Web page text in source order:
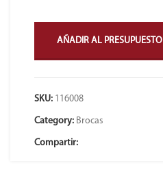
AÑADIR AL PRESUPUESTO
SKU: 116008
Category: Brocas
Compartir: